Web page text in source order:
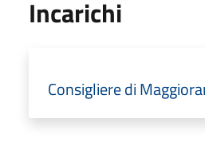
Incarichi
Consigliere di